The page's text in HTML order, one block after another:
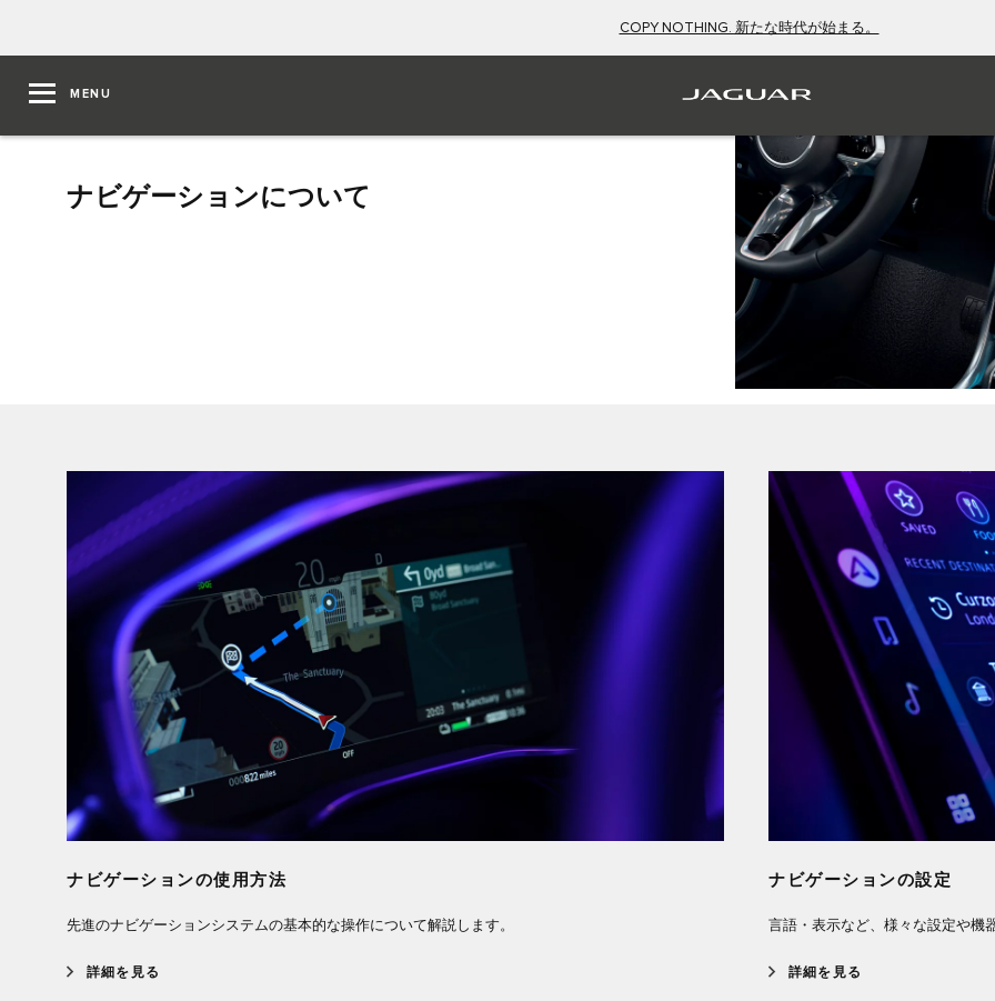
COPY NOTHING. 新たな時代が始まる。
MENU
ナビゲーションについて
ナビゲーションの使用方法
先進のナビゲーションシステムの基本的な操作について解説します。
詳細を見る
ナビゲーションの設定
言語・表示など、様々な設定や機
詳細を見る